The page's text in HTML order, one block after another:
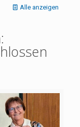
Alle anzeigen